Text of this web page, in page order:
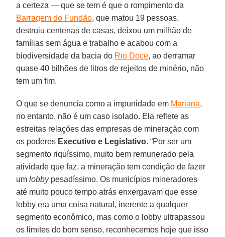
a certeza — que se tem é que o rompimento da
Barragem do Fundão, que matou 19 pessoas,
destruiu centenas de casas, deixou um milhão de
famílias sem água e trabalho e acabou com a
biodiversidade da bacia do Rio Doce, ao derramar
quase 40 bilhões de litros de rejeitos de minério, não
tem um fim.
O que se denuncia como a impunidade em Mariana,
no entanto, não é um caso isolado. Ela reflete as
estreitas relações das empresas de mineração com
os poderes Executivo e Legislativo. “Por ser um
segmento riquíssimo, muito bem remunerado pela
atividade que faz, a mineração tem condição de fazer
umlobbypesadíssimo. Os municípios mineradores
até muito pouco tempo atrás enxergavam que esse
lobby era uma coisa natural, inerente a qualquer
segmento econômico, mas como o lobby ultrapassou
os limites do bom senso, reconhecemos hoje que isso